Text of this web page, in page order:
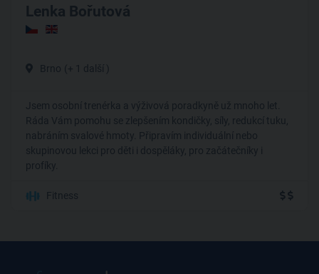
Lenka Bořutová
Brno (+ 1 další )
Jsem osobní trenérka a výživová poradkyně už mnoho let.
Ráda Vám pomohu se zlepšením kondičky, síly, redukcí tuku,
nabráním svalové hmoty. Připravím individuální nebo
skupinovou lekci pro děti i dospěláky, pro začátečníky i
profíky.
Fitness